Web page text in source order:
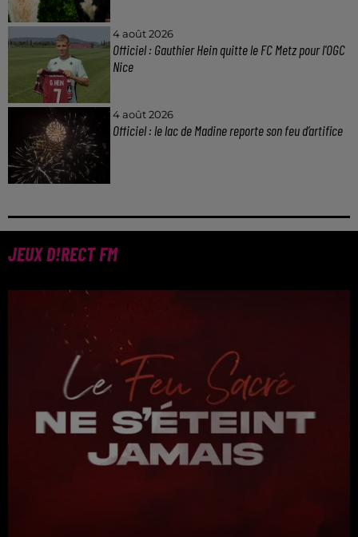
4 août 2026
Officiel : Gauthier Hein quitte le FC Metz pour l'OGC
Nice
4 août 2026
Officiel : le lac de Madine reporte son feu d’artifice
JEUX D!RECT FM